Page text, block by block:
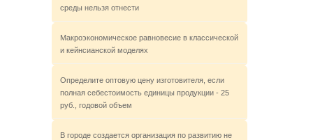
среды нельзя отнести
Макроэкономическое равновесие в классической
и кейнсианской моделях
Определите оптовую цену изготовителя, если
полная себестоимость единицы продукции - 25
руб., годовой объем
В городе создается организация по развитию не